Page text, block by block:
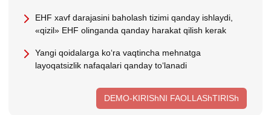
EHF хavf darajasini baholash tizimi qanday ishlaydi,
«qizil» EHF olinganda qanday harakat qilish kerak
Yangi qoidalarga koʻra vaqtincha mehnatga
layoqatsizlik nafaqalari qanday toʻlanadi
DEMO-KIRIShNI FAOLLAShTIRISh